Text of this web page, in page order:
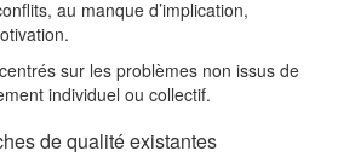
au manque d’implication,
sur les problèmes non issus de
individuel ou collectif.
de qualité existantes